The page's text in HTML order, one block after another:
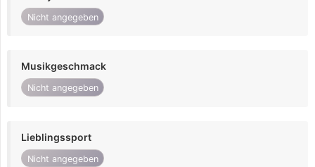
Nicht angegeben
Musikgeschmack
Nicht angegeben
Lieblingssport
Nicht angegeben